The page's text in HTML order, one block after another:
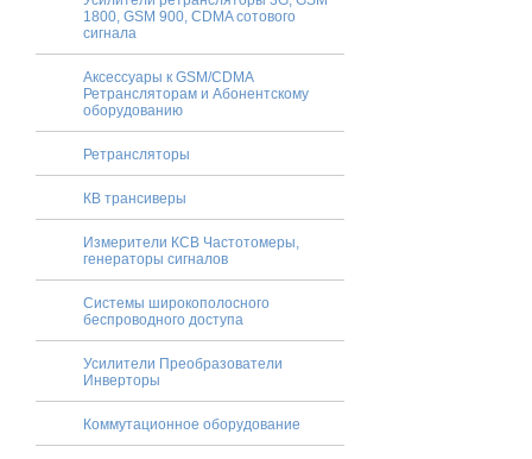
1800, GSM 900, CDMA сотового
сигнала
Аксессуары к GSM/CDMA
Ретрансляторам и Абонентскому
оборудованию
Ретрансляторы
КВ трансиверы
Измерители КСВ Частотомеры,
генераторы сигналов
Системы широкополосного
беспроводного доступа
Усилители Преобразователи
Инверторы
Коммутационное оборудование